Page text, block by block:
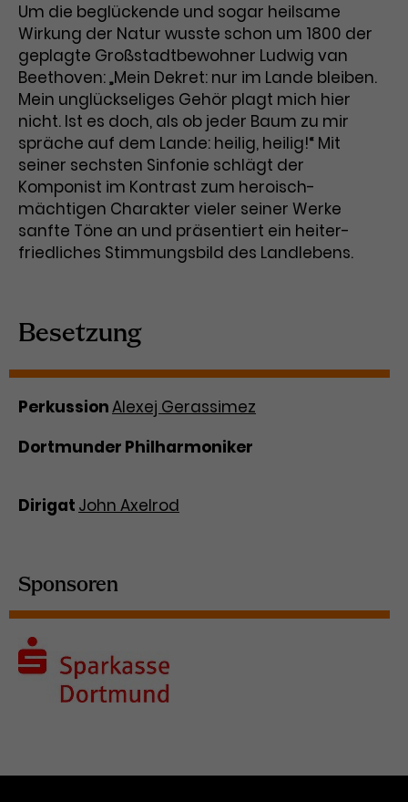
Zweck
misst die Wirksamkeit von
Werbekampagnen über
verschiedene Websites hinweg.
Um die beglückende und sogar heilsame
Wirkung der Natur wusste schon um 1800 der
geplagte Großstadtbewohner Ludwig van
Beethoven: „Mein Dekret: nur im Lande bleiben.
Mein unglückseliges Gehör plagt mich hier
nicht. Ist es doch, als ob jeder Baum zu mir
spräche auf dem Lande: heilig, heilig!“ Mit
seiner sechsten Sinfonie schlägt der
Komponist im Kontrast zum heroisch-
mächtigen Charakter vieler seiner Werke
sanfte Töne an und präsentiert ein heiter-
friedliches Stimmungsbild des Landlebens.
Besetzung
PerkussionAlexej Gerassimez
Dortmunder Philharmoniker
Dirigat John Axelrod
Sponsoren